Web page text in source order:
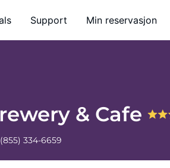
Support Min reservasjon
& Cafe
(855) 334-6659